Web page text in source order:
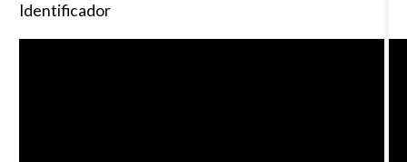
Identificador